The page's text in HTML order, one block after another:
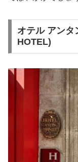
オテル アンタ
HOTEL)